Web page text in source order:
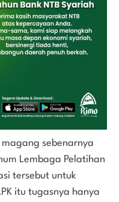
sebenarnya
Lembaga Pelatihan
tersebut untuk
itu tugasnya hanya